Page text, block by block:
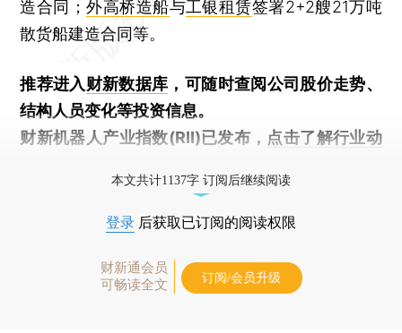
造合同； 外高桥造船与工银租赁签署2+2艘21万吨
散货船建造合同等。
推荐进入财新数据库 ，可随时查阅公司股价走势、
结构人员变化等投资信息。
财新机器人产业指数(RII)已发布， 点击了解行业动
本文共计1137字 订阅后继续阅读
登录 后获取已订阅的阅读权限
财新通会员
可畅读全文
订阅/会员升级